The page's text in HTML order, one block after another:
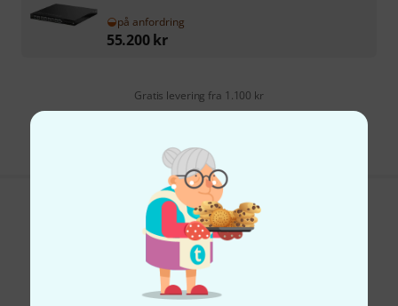
på anfordring
55.200 kr
Gratis levering fra 1.100 kr
Alle priser er inkl. moms
Kan du lide det du ser?
Hjælp og feedback